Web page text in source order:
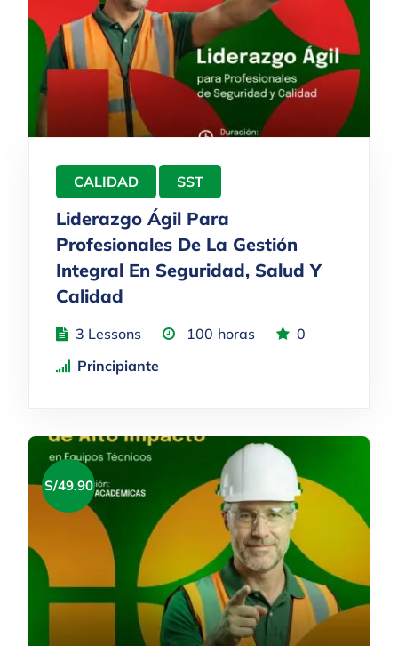
CALIDAD SST
Liderazgo Ágil Para
Profesionales De La Gestión
Integral En Seguridad, Salud Y
Calidad
3 Lessons 100 horas
0
Principiante
S/49.90